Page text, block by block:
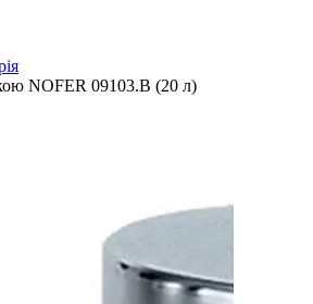
NOFER 09103.B (20 л)